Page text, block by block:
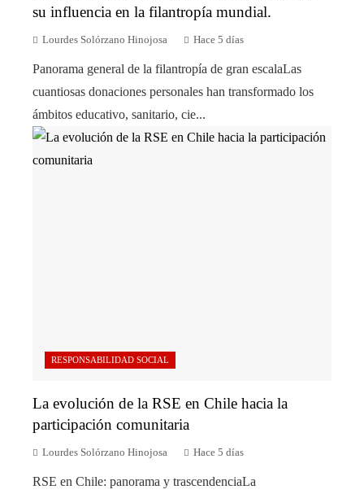
su influencia en la filantropía mundial.
Lourdes Solórzano Hinojosa Hace 5 días
Panorama general de la filantropía de gran escalaLas
cuantiosas donaciones personales han transformado los
ámbitos educativo, sanitario, cie...
RESPONSABILIDAD SOCIAL
La evolución de la RSE en Chile hacia la
participación comunitaria
Lourdes Solórzano Hinojosa Hace 5 días
RSE en Chile: panorama y trascendenciaLa